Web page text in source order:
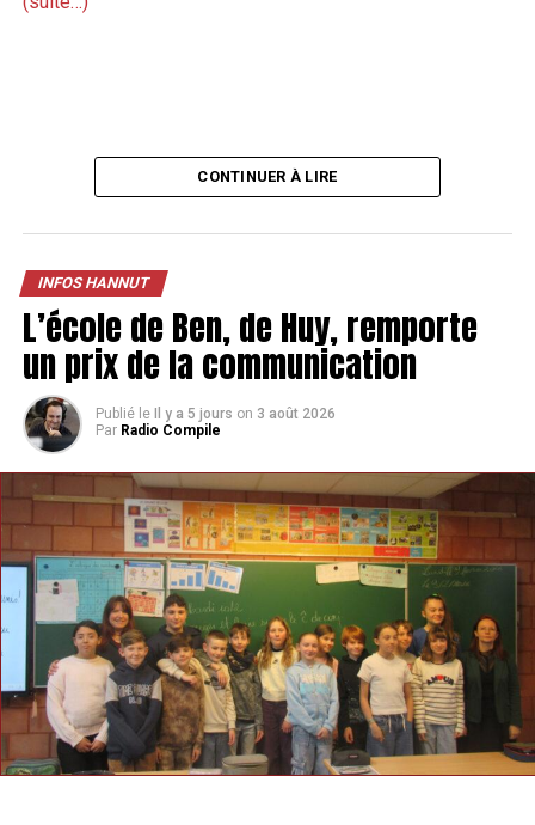
CONTINUER À LIRE
INFOS HANNUT
L’école de Ben, de Huy, remporte
un prix de la communication
Publié le Il y a 5 jours on 3 août 2026
Par Radio Compile